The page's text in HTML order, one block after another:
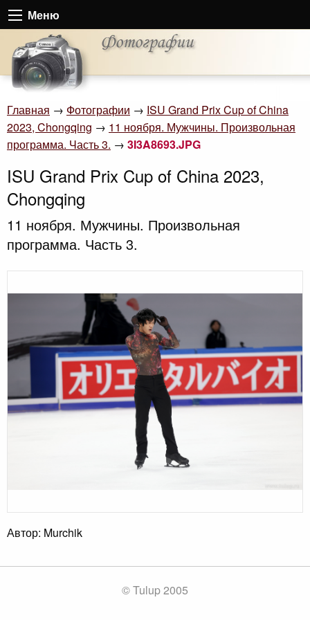
Меню
Главная → Фотографии → ISU Grand Prix Cup of China
2023, Chongqing → 11 ноября. Мужчины. Произвольная
программа. Часть 3. → 3I3A8693.JPG
ISU Grand Prix Cup of China 2023,
Chongqing
11 ноября. Мужчины. Произвольная
программа. Часть 3.
Автор: Murchik
© Tulup 2005